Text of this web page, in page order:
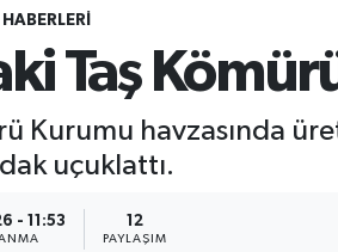
Taş
Kurumu havzasında
uçuklattı.
- 11:53 12
PAYLAŞIM